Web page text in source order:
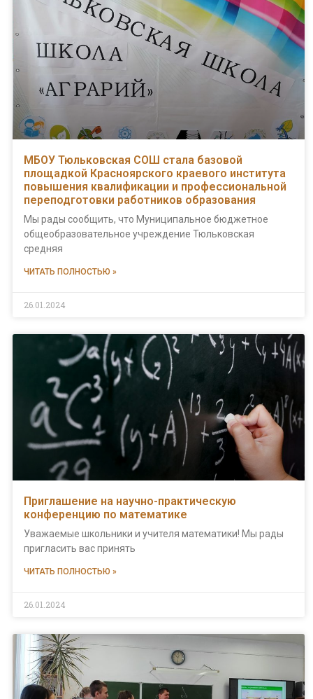
МБОУ Тюльковская СОШ стала базовой
площадкой Красноярского краевого института
повышения квалификации и профессиональной
переподготовки работников образования
Мы рады сообщить, что Муниципальное бюджетное
общеобразовательное учреждение Тюльковская
средняя
ЧИТАТЬ ПОЛНОСТЬЮ »
26.01.2024
Приглашение на научно-практическую
конференцию по математике
Уважаемые школьники и учителя математики! Мы рады
пригласить вас принять
ЧИТАТЬ ПОЛНОСТЬЮ »
26.01.2024